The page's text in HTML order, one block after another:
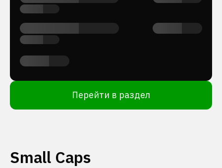
Перейти в раздел
Small Caps